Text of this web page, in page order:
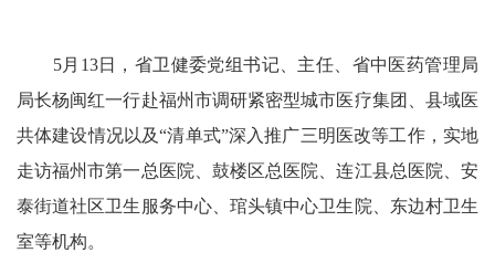
5月13日，省卫健委党组书记、主任、省中医药管理局
局长杨闽红一行赴福州市调研紧密型城市医疗集团、县域医
共体建设情况以及“清单式”深入推广三明医改等工作，实地
走访福州市第一总医院、鼓楼区总医院、连江县总医院、安
泰街道社区卫生服务中心、琯头镇中心卫生院、东边村卫生
室等机构。